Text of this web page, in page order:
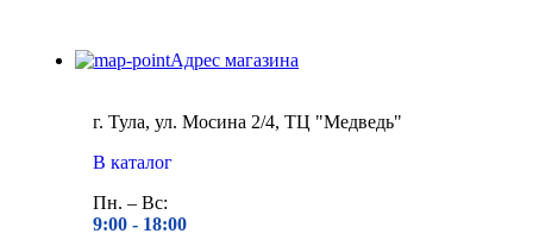
Адрес магазина
г. Тула, ул. Мосина 2/4, ТЦ "Медведь"
В каталог
Пн. – Вс:
9:00 - 18:00